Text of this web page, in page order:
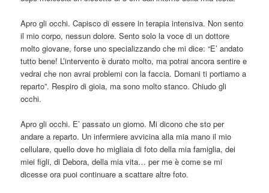
Apro gli occhi. Capisco di essere in terapia intensiva. Non sento
il mio corpo, nessun dolore. Sento solo la voce di un dottore
molto giovane, forse uno specializzando che mi dice: “E’ andato
tutto bene! L’intervento è durato molto, ma potrai ancora sentire e
vedrai che non avrai problemi con la faccia. Domani ti portiamo a
reparto”. Respiro di gioia, ma sono molto stanco. Chiudo gli
occhi.
Apro gli occhi. E’ passato un giorno. Mi dicono che sto per
andare a reparto. Un infermiere avvicina alla mia mano il mio
cellulare, quello dove ho migliaia di foto della mia famiglia, dei
miei figli, di Debora, della mia vita… per me è come se mi
dicesse ora puoi continuare a scattare altre foto.